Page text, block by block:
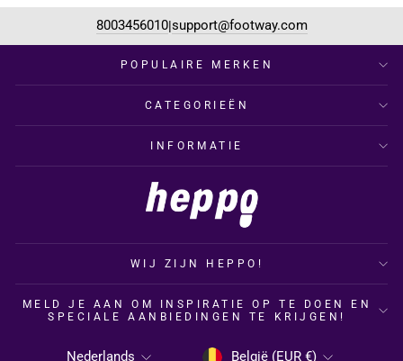
8003456010|support@footway.com
POPULAIRE MERKEN
CATEGORIEËN
INFORMATIE
WIJ ZIJN HEPPO!
MELD JE AAN OM INSPIRATIE OP TE DOEN EN
SPECIALE AANBIEDINGEN TE KRIJGEN!
Nederlands MUNTEENHEID
België (EUR €)